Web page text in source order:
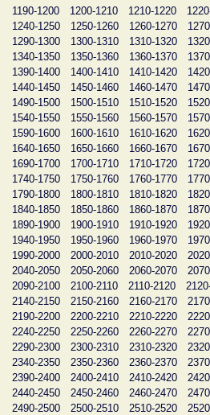
1190-1200
1200-1210 1210-1220
1240-1250
1250-1260 1260-1270
1290-1300
1300-1310 1310-1320
1340-1350
1350-1360 1360-1370
1390-1400
1400-1410 1410-1420
1440-1450
1450-1460 1460-1470
1490-1500
1500-1510 1510-1520
1540-1550
1550-1560 1560-1570
1590-1600
1600-1610 1610-1620
1640-1650
1650-1660 1660-1670
1690-1700
1700-1710 1710-1720
1740-1750
1750-1760 1760-1770
1790-1800
1800-1810 1810-1820
1840-1850
1850-1860 1860-1870
1890-1900
1900-1910 1910-1920
1940-1950
1950-1960 1960-1970
1990-2000
2000-2010 2010-2020
2040-2050
2050-2060 2060-2070
2090-2100
2100-2110 2110-2120
2140-2150
2150-2160 2160-2170
2190-2200
2200-2210 2210-2220
2240-2250
2250-2260 2260-2270
2290-2300
2300-2310 2310-2320
2340-2350
2350-2360 2360-2370
2390-2400
2400-2410 2410-2420
2440-2450
2450-2460 2460-2470
2490-2500
2500-2510 2510-2520